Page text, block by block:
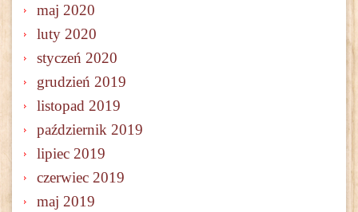
maj 2020
luty 2020
styczeń 2020
grudzień 2019
listopad 2019
październik 2019
lipiec 2019
czerwiec 2019
maj 2019